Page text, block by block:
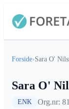
Forside›Sara O'
Sara O'
ENK Org.nr: